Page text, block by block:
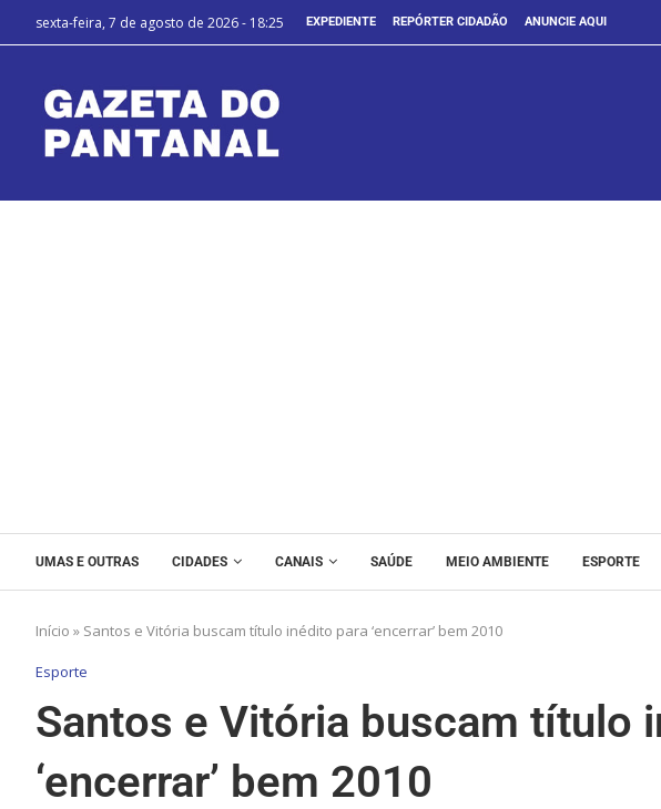
sexta-feira, 7 de agosto de 2026 - 18:25 EXPEDIENTE REPÓRTER CIDADÃO ANUNCIE AQUI
UMAS E OUTRAS CIDADES CANAIS SAÚDE MEIO AMBIENTE ESPORTE
Início » Santos e Vitória buscam título inédito para ‘encerrar’ bem 2010
Esporte
Santos e Vitória buscam título
‘encerrar’ bem 2010